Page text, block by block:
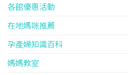
各館優惠活動
在地媽咪推薦
孕產婦知識百科
媽媽教室